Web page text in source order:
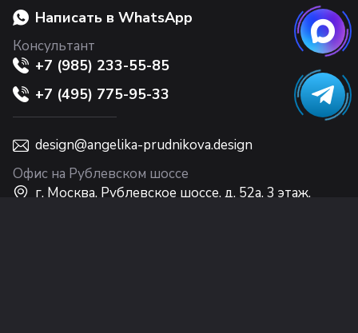
Написать в WhatsApp
Консультант
+7 (985) 233-55-85
+7 (495) 775-95-33
design@angelika-prudnikova.design
Офис на Рублевском шоссе
г. Москва, Рублевское шоссе, д. 52а, 3 этаж,